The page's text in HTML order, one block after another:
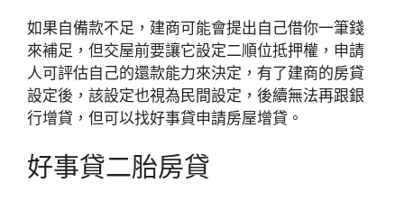
如果自備款不足，建商可能會提出自己借你一筆錢
來補足，但交屋前要讓它設定二順位抵押權，申請
人可評估自己的還款能力來決定，有了建商的房貸
設定後，該設定也視為民間設定，後續無法再跟銀
行增貸，但可以找好事貸申請房屋增貸。
好事貸二胎房貸